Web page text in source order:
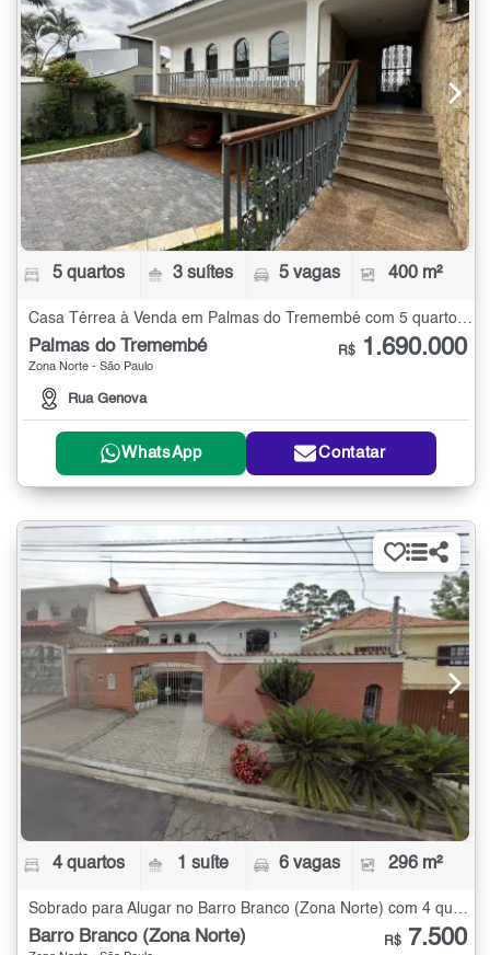
5 quartos 3 suítes 5 vagas 400 m²
Palmas do Tremembé
Zona Norte - São Paulo
Rua Genova
R$ 1.690.000
WhatsApp Contatar
4 quartos 1 suíte 6 vagas 296 m²
Sobrado para Alugar no Barro Branco (Zona Norte) com 4 quartos - 296 m²
Barro Branco (Zona Norte) R$ 7.500